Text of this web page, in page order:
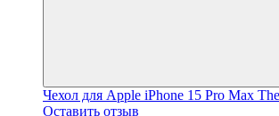
Чехол для Apple iPhone 15 Pro Max
Оставить отзыв